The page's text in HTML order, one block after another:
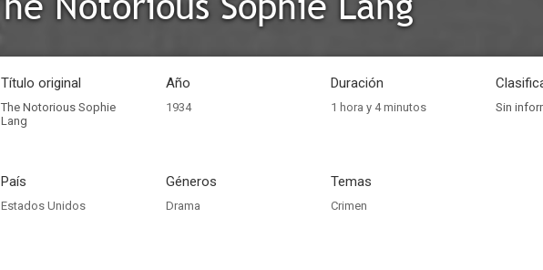
Título original
The Notorious Sophie
Lang
Año
1934
Duración
1 hora y 4 minutos Sin
País
Estados Unidos
Géneros
Drama
Temas
Crimen